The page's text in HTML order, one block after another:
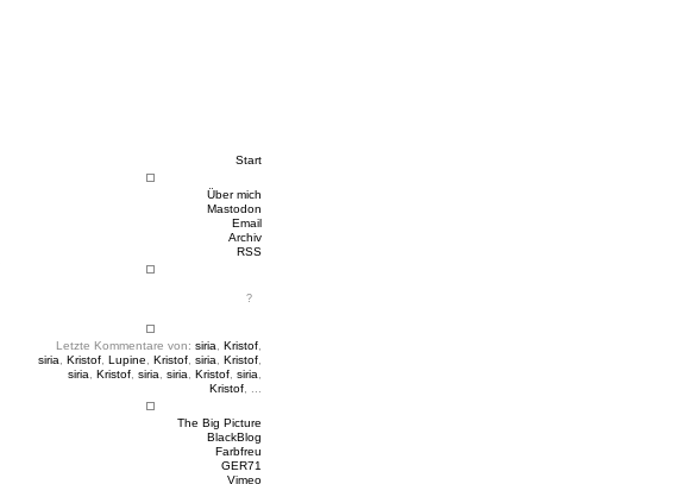
Start
Über mich
Mastodon
Email
Archiv
RSS
Letzte Kommentare von: siria Kristof
siria
Kristof Lupine Kristof siria Kristof
siria
Kristof siria siria Kristof siria
Kristof
The Big Picture
BlackBlog
Farbfreu
GER71
Vimeo